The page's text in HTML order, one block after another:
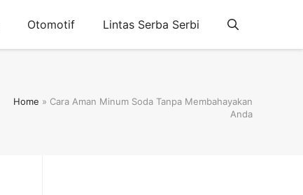
Otomotif Lintas Serba Serbi
Home » Cara Aman Minum Soda Tanpa Membahayakan
Anda